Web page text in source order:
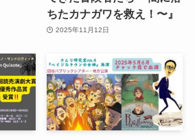
ちたカナガワを救え！〜』
2025年11月12日